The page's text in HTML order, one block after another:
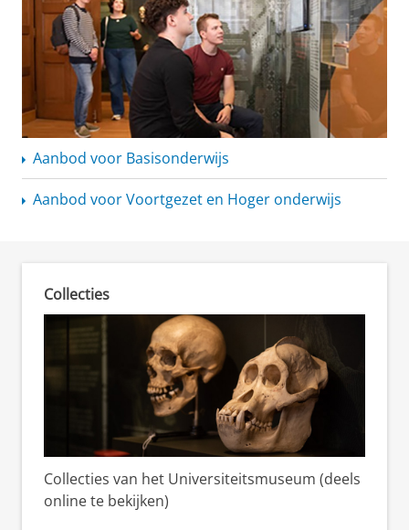
Aanbod voor Basisonderwijs
Aanbod voor Voortgezet en Hoger onderwijs
Collecties
Collecties van het Universiteitsmuseum (deels
online te bekijken)